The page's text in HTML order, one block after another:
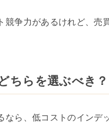
競争力があるけれど、売
ちらを選ぶべき？
なら、低コストのインデ